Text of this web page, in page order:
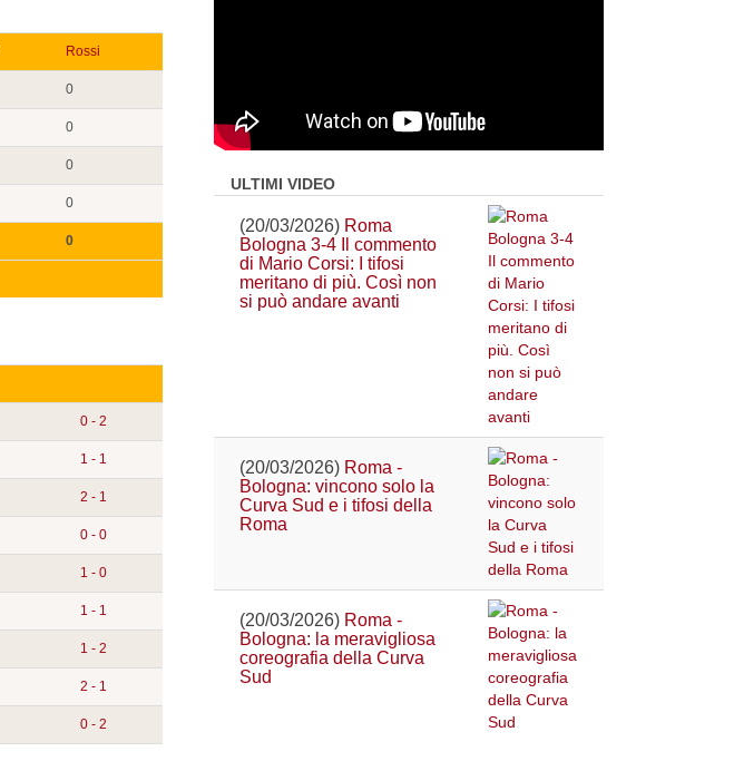
Rossi
0
0
0
0
0
0 - 2
1 - 1
2 - 1
0 - 0
1 - 0
1 - 1
1 - 2
2 - 1
0 - 2
ULTIMI VIDEO
(20/03/2026) Roma
Bologna 3-4 Il commento
di Mario Corsi: I tifosi
meritano di più. Così non
si può andare avanti
(20/03/2026) Roma -
Bologna: vincono solo la
Curva Sud e i tifosi della
Roma
(20/03/2026) Roma -
Bologna: la meravigliosa
coreografia della Curva
Sud